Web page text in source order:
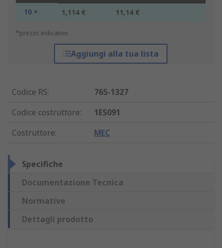
10 + 1,114 € 11,14 €
*prezzo indicativo
Aggiungi alla tua lista
Codice RS:
765-1327
Codice costruttore:
1ES091
Costruttore: MEC
Specifiche
Documentazione Tecnica
Normative
Dettagli prodotto